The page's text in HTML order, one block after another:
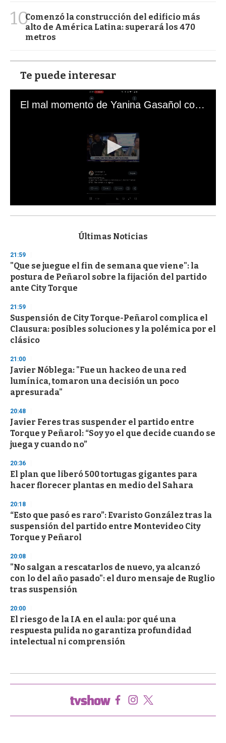
10Comenzó la construcción del edificio más
alto de América Latina: superará los 470
metros
Te puede interesar
El mal momento de Yanina Gasañol con un hincha argentino en "Subrayado"
s
d
s
o
f
3
s
e
c
o
n
Últimas Noticias
21:59
"Que se juegue el fin de semana que viene": la
postura de Peñarol sobre la fijación del partido
ante City Torque
21:59
Suspensión de City Torque-Peñarol complica el
Clausura: posibles soluciones y la polémica por el
clásico
21:00
Javier Nóblega: "Fue un hackeo de una red
lumínica, tomaron una decisión un poco
apresurada"
20:48
Javier Feres tras suspender el partido entre
Torque y Peñarol: “Soy yo el que decide cuando se
juega y cuando no”
20:36
El plan que liberó 500 tortugas gigantes para
hacer florecer plantas en medio del Sahara
20:18
“Esto que pasó es raro”: Evaristo González tras la
suspensión del partido entre Montevideo City
Torque y Peñarol
20:08
"No salgan a rescatarlos de nuevo, ya alcanzó
con lo del año pasado": el duro mensaje de Ruglio
tras suspensión
20:00
El riesgo de la IA en el aula: por qué una
respuesta pulida no garantiza profundidad
intelectual ni comprensión